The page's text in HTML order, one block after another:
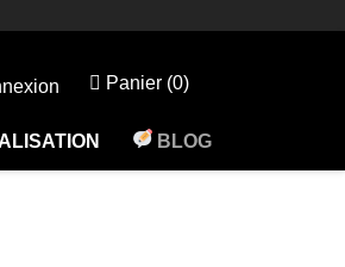
Panier (0)
BLOG